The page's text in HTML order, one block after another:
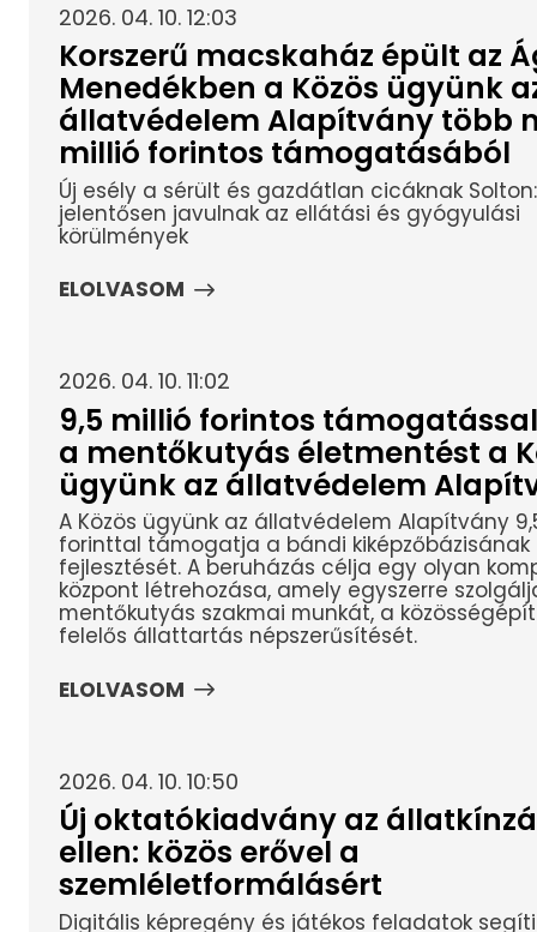
2026. 04. 10. 12:03
Korszerű macskaház épült az
Menedékben a Közös ügyünk
állatvédelem Alapítvány több
millió forintos támogatásából
Új esély a sérült és gazdátlan cicáknak Solton:
jelentősen javulnak az ellátási és gyógyulási
körülmények
ELOLVASOM
2026. 04. 10. 11:02
9,5 millió forintos
a mentőkutyás életmentést a
ügyünk az állatvédelem
A Közös ügyünk az állatvédelem Alapítvány
forinttal támogatja a bándi kiképzőbázisának
fejlesztését. A beruházás célja egy olyan
központ létrehozása, amely egyszerre
mentőkutyás szakmai munkát, a
felelős állattartás népszerűsítését.
ELOLVASOM
2026. 04. 10. 10:50
Új oktatókiadvány az
ellen: közös erővel a
szemléletformálásért
Digitális képregény és játékos feladatok